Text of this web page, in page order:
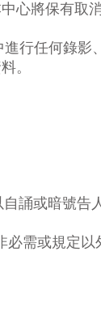
心將保有取
行任何錄影
。
誦或暗號告
需或規定以